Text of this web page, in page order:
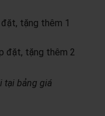
tặng thêm 1
đặt, tặng thêm 2
tại bảng giá